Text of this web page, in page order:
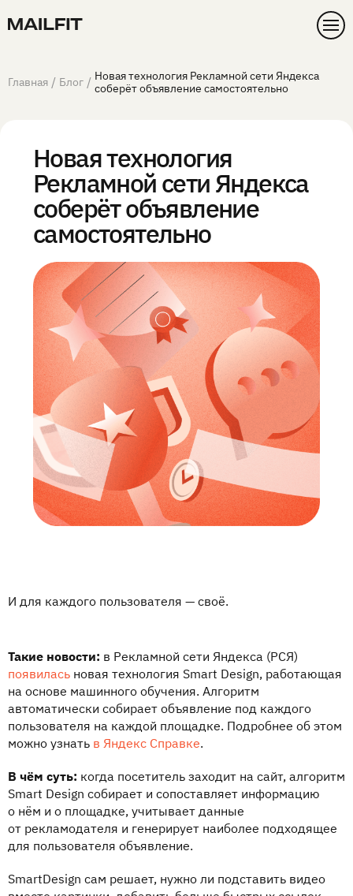
Главная / Блог / Новая технология Рекламной сети Яндекса
соберёт объявление самостоятельно
Новая технология
Рекламной сети Яндекса
соберёт объявление
самостоятельно
И для каждого пользователя — своё.
Такие новости: в Рекламной сети Яндекса (РСЯ)
появилась новая технология Smart Design, работающая
на основе машинного обучения. Алгоритм
автоматически собирает объявление под каждого
пользователя на каждой площадке. Подробнее об этом
можно узнать в Яндекс Справке.
В чём суть: когда посетитель заходит на сайт, алгоритм
Smart Design собирает и сопоставляет информацию
о нём и о площадке, учитывает данные
от рекламодателя и генерирует наиболее подходящее
для пользователя объявление.
SmartDesign сам решает, нужно ли подставить видео